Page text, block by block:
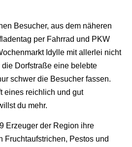
Besucher, aus dem näheren
per Fahrrad und PKW
Idylle mit allerlei nicht
Dorfstraße eine belebte
schwer die Besucher fassen.
eines reichlich und gut
du mehr.
Erzeuger der Region ihre
Fruchtaufstrichen, Pestos und